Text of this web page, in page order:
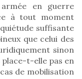
en guerre
à tout moment
suffisante
que celui des
sinon
t-elle pas en
de mobilisation